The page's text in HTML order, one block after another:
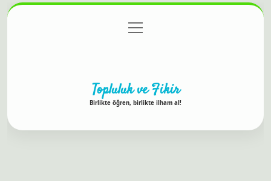
Gizlilik Politikası
menüyü
aç
Topluluk ve Fikir
Birlikte öğren, birlikte ilham al!